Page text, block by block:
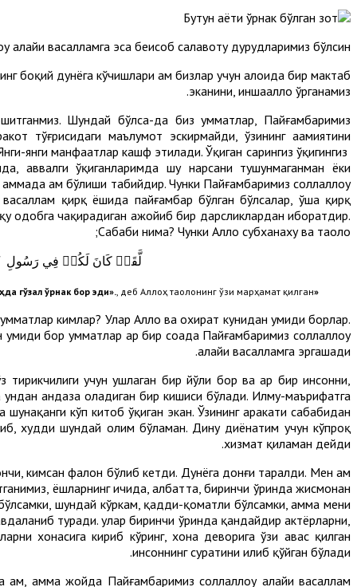
васалламга эса беҳисоб салавоту дурудларимиз бўлсин.
боқий дунёга кўчишлари ҳам бизлар учун алоҳида бир мактаб
эканини, иншааллоҳ ўрганамиз.
Шундай бўлса-да биз умматлар, Пайғамбаримиз
тўғрисидаги маълумот эскирмайди, ўзининг аҳамиятини
янги манфаатлар кашф этилади. Ўқиган сарингиз ўқигингиз
аввалги ўқиганларимда шу нарсани тушунмаганман ёки
ҳам бўлиши табийдир. Чунки Пайғамбаримиз соллаллоҳу
васаллам қирқ ёшида пайғамбар бўлган бўлсалар, ўша қирқ
одобга чақирадиган ажойиб бир дарсликлардан иборатдир.
Сабаби нима? Чунки Аллоҳ субханаху ва таоло;
لَّقَدۡ كَانَ لَكُمۡ فِي رَسُولِ
«Батаҳқиқ, сизлар учун
гўзал ўрнак бор эди». , деб Аллоҳ таолонинг ўзи марҳамат қилган.
кимлар? Улар Аллоҳ ва охират кунидан умиди борлар.
бор умматлар ҳар бир соҳада Пайғамбаримиз соллаллоҳу
алайҳи васалламга эргашади.
учун ушлаган бир йўли бор ва ҳар бир инсонни,
ундан андаза оладиган бир кишиси бўлади. Илму-маърифатга
кўп китоб ўқиган экан. Ўзининг ҳаракати сабабидан
худди шундай олим бўламан. Дину диёнатим учун кўпроқ
хизмат қиламан дейди.
кимсан фалон бўлиб кетди. Дунёга донғи таралди. Мен ҳам
ёшларнинг ичида, албатта, биринчи ўринда жисмонан
шундай кўркам, қадди-қоматли бўлсамки, ҳамма мени
туради. улар биринчи ўринда қандайдир актёрларни,
хонасига кириб кўринг, хона деворига ўзи ҳавас қилган
инсоннинг суратини илиб қўйган бўлади.
ҳамма жойда Пайғамбаримиз соллаллоҳу алайҳи васаллам